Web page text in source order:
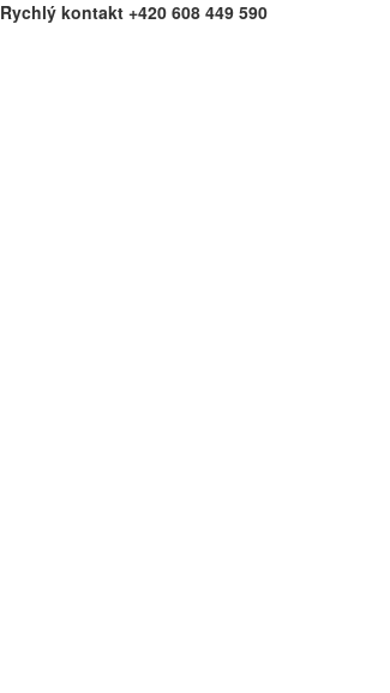
Rychlý kontakt +420 608 449 590